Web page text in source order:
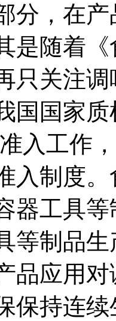
分，在
是随着
只关注
国国家
入工作
入制度
器工具
等制品
品应用
保持连